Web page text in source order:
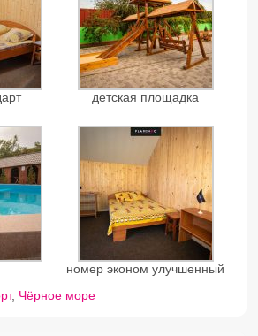
детская площадка
номер эконом улучшенный
, Чёрное море